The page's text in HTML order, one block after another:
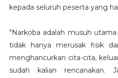
kepada seluruh peserta yang
"Narkoba adalah musuh
tidak hanya merusak fisik
menghancurkan cita-cita,
sudah kalian rencanakan.